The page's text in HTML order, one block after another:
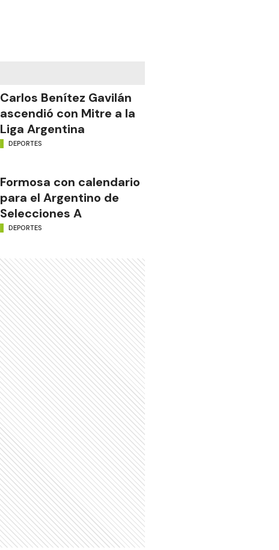
Carlos Benítez Gavilán
ascendió con Mitre a la
Liga Argentina
DEPORTES
Formosa con calendario
para el Argentino de
Selecciones A
DEPORTES